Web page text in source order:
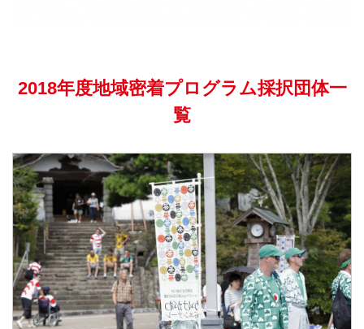
2018年度地域密着プログラム採択団体一
覧